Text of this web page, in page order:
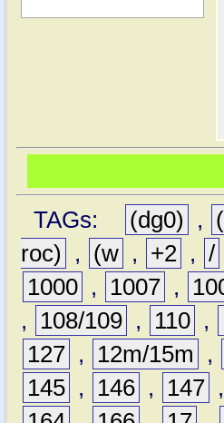
TAGs:
(dg0) ,
roc)
, (w , +2 , /
1000 , 1007 ,
,
108/109 , 110 ,
127 , 12m/15m ,
145 , 146 , 147 ,